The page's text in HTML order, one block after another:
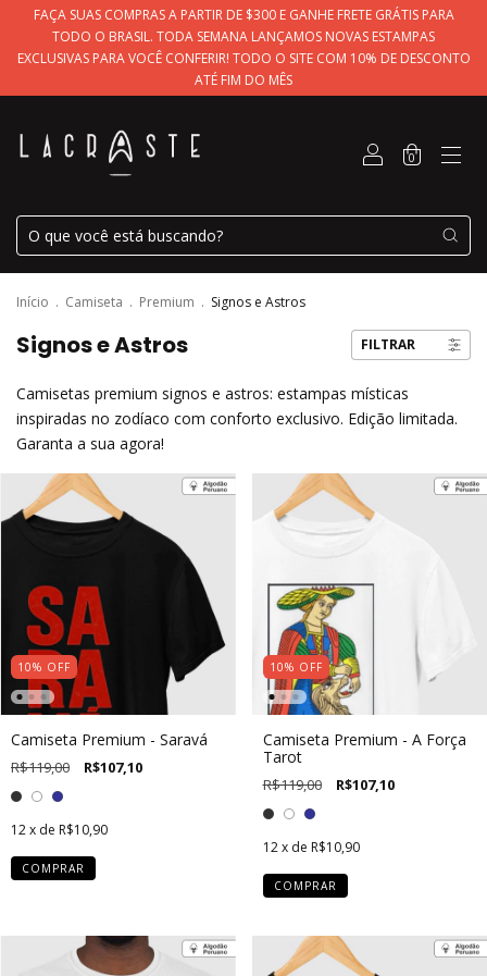
FAÇA SUAS COMPRAS A PARTIR DE $300 E GANHE FRETE GRÁTIS PARA
TODO O BRASIL. TODA SEMANA LANÇAMOS NOVAS ESTAMPAS
EXCLUSIVAS PARA VOCÊ CONFERIR! TODO O SITE COM 10% DE DESCONTO
ATÉ FIM DO MÊS
0
Início . Camiseta . Premium . Signos e Astros
Signos e Astros FILTRAR
Camisetas premium signos e astros: estampas místicas
inspiradas no zodíaco com conforto exclusivo. Edição limitada.
Garanta a sua agora!
10% OFF
Camiseta Premium - Saravá
R$119,00 R$107,10
12x de R$10,90
COMPRAR
10% OFF
Camiseta Premium - A Força
Tarot
R$119,00 R$107,10
12 x de R$10,90
COMPRAR